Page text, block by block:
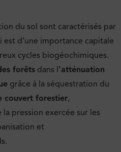
du sol sont caractérisés par
est d’une importance capitale
cycles biogéochimiques.
forêts dans l’atténuation
grâce à la séquestration du
couvert forestier,
pression exercée sur les
et